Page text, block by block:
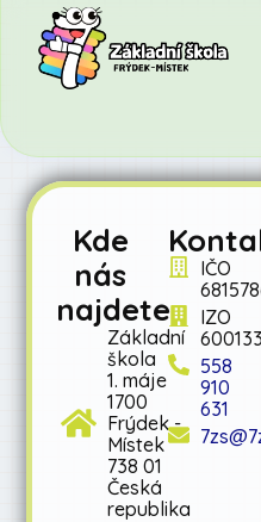
Kde
nás
najdete
Základní
škola
1. máje
1700
Frýdek -
Místek
738 01
Česká
republika
IČO
IZO
558
910
631